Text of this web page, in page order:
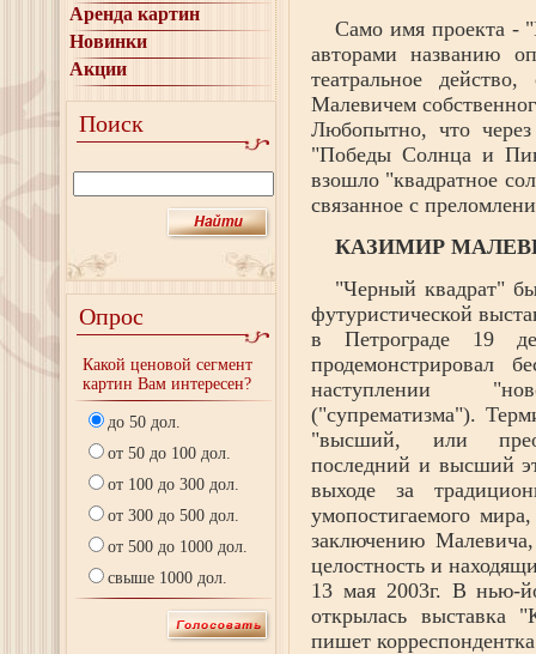
Аренда картин
Новинки
Акции
Поиск
Опрос
Какой ценовой сегмент
картин Вам интересен?
до 50 дол.
от 50 до 100 дол.
от 100 до 300 дол.
от 300 до 500 дол.
от 500 до 1000 дол.
свыше 1000 дол.
Само имя проекта -
авторами названию
театральное
Малевичем
Любопытно, что
"Победы Солнца и
взошло "квадратное
связанное с
КАЗИМИР
"Черный квадрат"
футуристической
в Петрограде 19
продемонстрировал
наступлении
("супрематизма").
"высший, или
последний и высший
выходе за
умопостигаемого
заключению
целостность и
13 мая 2003г. В нью-
открылась выставка
пишет